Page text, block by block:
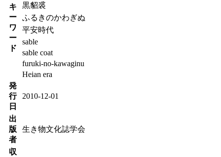
キ
ー
ワ
ー
ド
黒貂裘
ふるきのかわぎぬ
平安時代
sable
sable coat
furuki-no-kawaginu
Heian era
発
行
日
2010-12-01
出
版
者
生き物文化誌学会
収